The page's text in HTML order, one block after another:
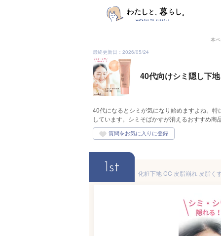
本
最終更新日：2026/05/24
40代向けシミ隠し下
40代になるとシミが気になり始めますよね。
しています。シミそばかすが消えるおすすめ商
1st